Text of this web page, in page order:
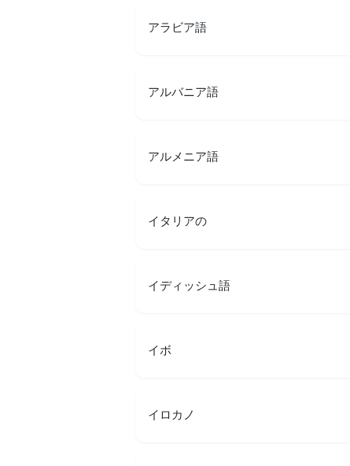
アラビア語
アルバニア語
アルメニア語
イタリアの
イディッシュ語
イボ
イロカノ